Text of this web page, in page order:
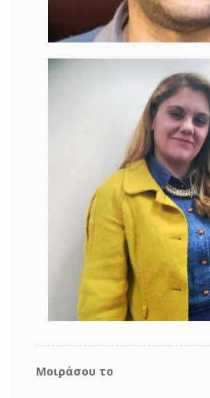
Μοιράσου το